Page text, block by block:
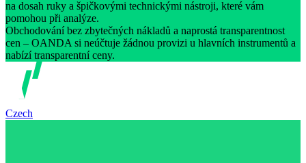
na dosah ruky a špičkovými technickými nástroji, které vám
pomohou při analýze.
Obchodování bez zbytečných nákladů a naprostá transparentnost
cen – OANDA si neúčtuje žádnou provizi u hlavních instrumentů a
nabízí transparentní ceny.
Czech